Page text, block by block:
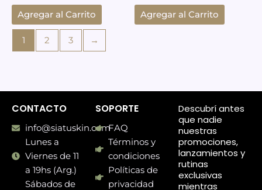
Agregar al Carrito Agregar al Carrito
1 2 3 →
CONTACTO
info@siatuskin.com
Lunes a
Viernes de 11
a 19hs (Arg.)
Sábados de
SOPORTE
FAQ
Términos y
condiciones
Políticas de
privacidad
Descubrí antes
que nadie
nuestras
promociones,
lanzamientos y
rutinas
exclusivas
mientras